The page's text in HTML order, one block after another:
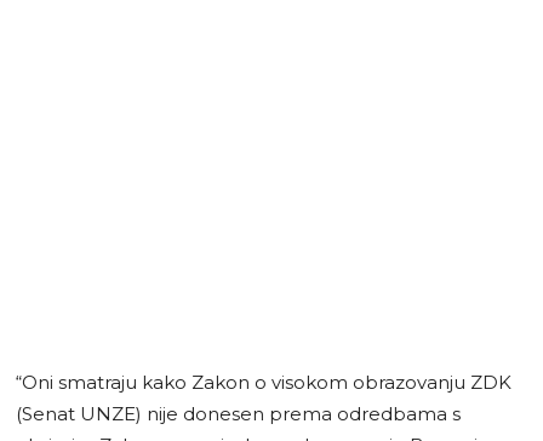
“Oni smatraju kako Zakon o visokom obrazovanju ZDK
(Senat UNZE) nije donesen prema odredbama s